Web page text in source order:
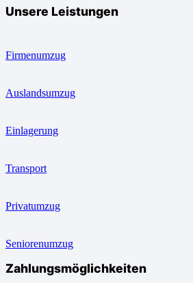
Unsere Leistungen
Firmenumzug
Auslandsumzug
Einlagerung
Transport
Privatumzug
Seniorenumzug
Zahlungsmöglichkeiten